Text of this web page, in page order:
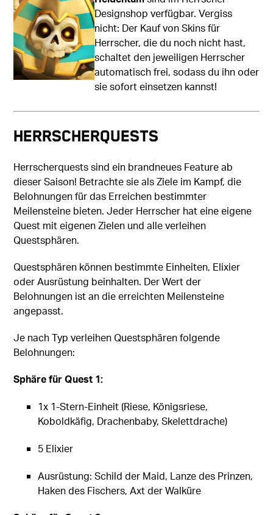
Designshop verfügbar. Vergiss
nicht: Der Kauf von Skins für
Herrscher, die du noch nicht hast,
schaltet den jeweiligen Herrscher
automatisch frei, sodass du ihn oder
sie sofort einsetzen kannst!
Herrscherquests
Herrscherquests sind ein brandneues Feature ab
dieser Saison! Betrachte sie als Ziele im Kampf, die
Belohnungen für das Erreichen bestimmter
Meilensteine bieten. Jeder Herrscher hat eine eigene
Quest mit eigenen Zielen und alle verleihen
Questsphären.
Questsphären können bestimmte Einheiten, Elixier
oder Ausrüstung beinhalten. Der Wert der
Belohnungen ist an die erreichten Meilensteine
angepasst.
Je nach Typ verleihen Questsphären folgende
Belohnungen:
Sphäre für Quest 1:
1x 1-Stern-Einheit (Riese, Königsriese,
Koboldkäfig, Drachenbaby, Skelettdrache)
5 Elixier
Ausrüstung: Schild der Maid, Lanze des Prinzen,
Haken des Fischers, Axt der Walküre